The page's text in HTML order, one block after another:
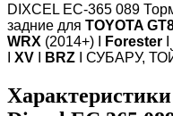
DIXCEL EC-365 089
задние для TOYOTA
WRX (2014+) I Forester
XV BRZ I СУБАРУ,